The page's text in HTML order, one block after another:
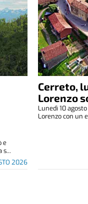
2026
e
s...
Cerreto,
Lorenzo
Lunedì 10
Lorenzo con un